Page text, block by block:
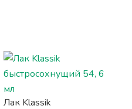
Лак Klassik